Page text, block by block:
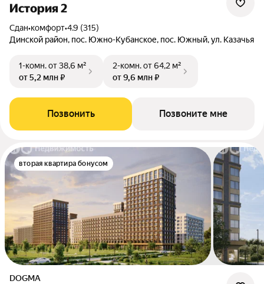
История 2
Сдан•комфорт•4.9 (315)
Динской район, пос. Южно-Кубанское, пос. Южный, ул. Казачья
1-комн.от 38,6 м²
от 5,2 млн ₽
2-комн.от 64,2 м²
от 9,6 млн ₽
Позвонить Позвоните мне
вторая квартира бонусом
DOGMA